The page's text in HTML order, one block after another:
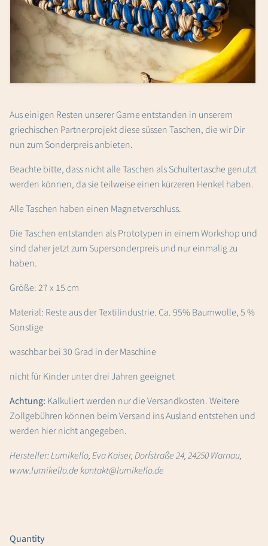
Aus einigen Resten unserer Garne entstanden in unserem
griechischen Partnerprojekt diese süssen Taschen, die wir Dir
nun zum Sonderpreis anbieten.
Beachte bitte, dass nicht alle Taschen als Schultertasche genutzt
werden können, da sie teilweise einen kürzeren Henkel haben.
Alle Taschen haben einen Magnetverschluss.
Die Taschen entstanden als Prototypen in einem Workshop und
sind daher jetzt zum Supersonderpreis und nur einmalig zu
haben.
Größe: 27 x 15 cm
Material: Reste aus der Textilindustrie. Ca. 95% Baumwolle, 5 %
Sonstige
waschbar bei 30 Grad in der Maschine
nicht für Kinder unter drei Jahren geeignet
Achtung: Kalkuliert werden nur die Versandkosten. Weitere
Zollgebühren können beim Versand ins Ausland entstehen und
werden hier nicht angegeben.
Hersteller: Lumikello, Eva Kaiser, Dorfstraße 24, 24250 Warnau,
www.lumikello.de kontakt@lumikello.de
Quantity